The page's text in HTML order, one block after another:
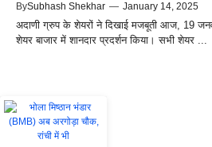
BySubhash Shekhar — January 14, 2025
अदाणी ग्रुप के शेयरों ने दिखाई मजबूती आज, 19
शेयर बाजार में शानदार प्रदर्शन किया। सभी शेयर ...